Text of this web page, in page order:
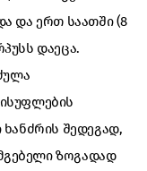
და ერთ საათში (8
დაეცა.
შედეგად,
ზოგადად